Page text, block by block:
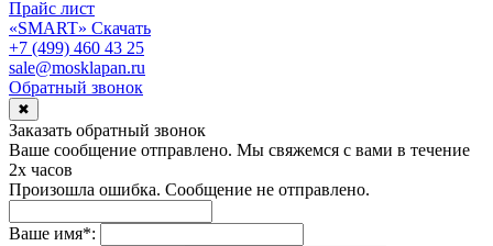
Прайс лист
«SMART» Скачать
+7 (499) 460 43 25
sale@mosklapan.ru
Обратный звонок
✖
Заказать обратный звонок
Ваше сообщение отправлено. Мы свяжемся с вами в течение
2х часов
Произошла ошибка. Сообщение не отправлено.
Ваше имя*: